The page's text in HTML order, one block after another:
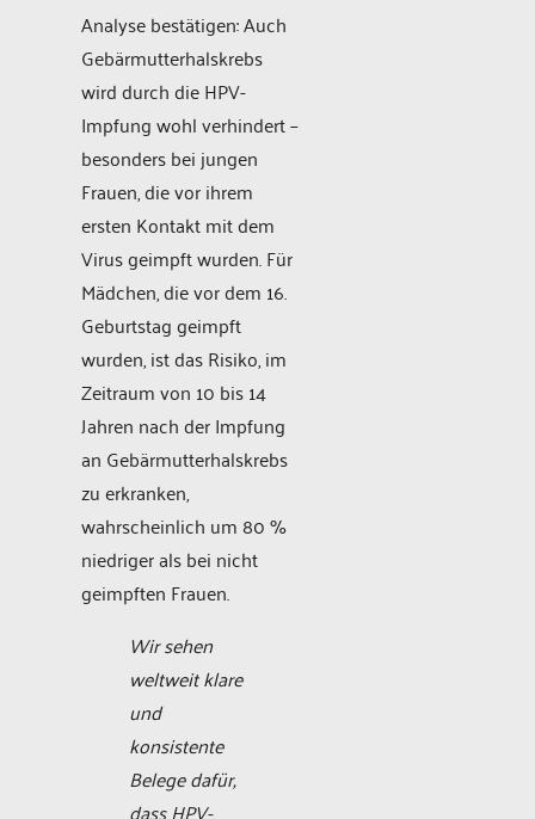
Analyse bestätigen: Auch
Gebärmutterhalskrebs
wird durch die HPV-
Impfung wohl verhindert –
besonders bei jungen
Frauen, die vor ihrem
ersten Kontakt mit dem
Virus geimpft wurden. Für
Mädchen, die vor dem 16.
Geburtstag geimpft
wurden, ist das Risiko, im
Zeitraum von 10 bis 14
Jahren nach der Impfung
an Gebärmutterhalskrebs
zu erkranken,
wahrscheinlich um 80 %
niedriger als bei nicht
geimpften Frauen.
Wir sehen
weltweit klare
und
konsistente
Belege dafür,
dass HPV-